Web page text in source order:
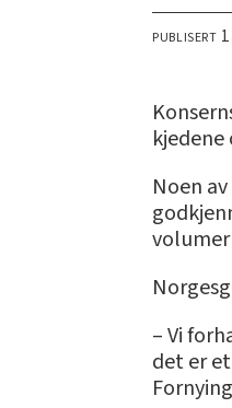
PUBLISERT
Noen
– Vi
det er